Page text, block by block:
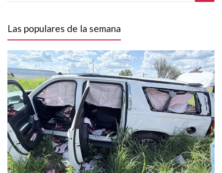
Las populares de la semana